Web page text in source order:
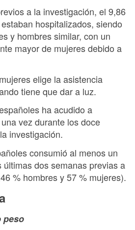
a la investigación, el 9,86
hospitalizados, siendo
y hombres similar, con un
mayor de mujeres debido a
elige la asistencia
tiene que dar a luz.
ha acudido a
vez durante los doce
investigación.
consumió al menos un
últimas dos semanas previas a
% hombres y 57 % mujeres).
peso